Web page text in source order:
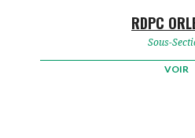
RDPC
Sous-
VOIR